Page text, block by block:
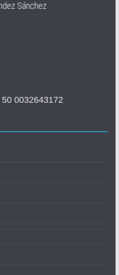
Sánchez
0032643172